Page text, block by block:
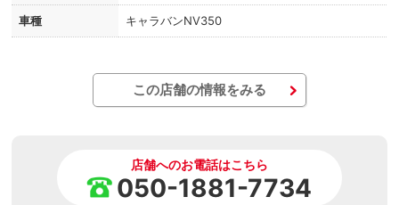
車種 キャラバンNV350
この店舗の情報をみる
店舗へのお電話はこちら
050-1881-7734